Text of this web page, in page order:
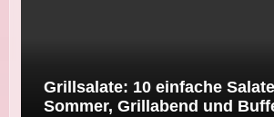
Grillsalate: 10 einfache
Sommer, Grillabend und